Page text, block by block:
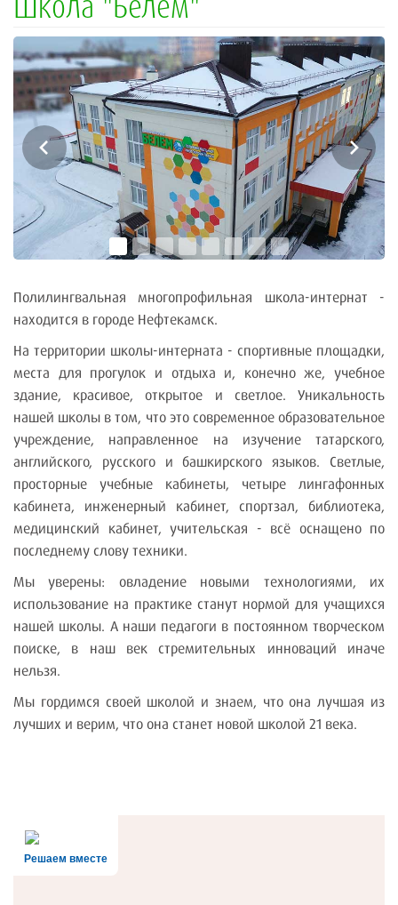
Полилингвальная многопрофильная школа-интернат -
находится в городе Нефтекамск.
На территории школы-интерната - спортивные площадки,
места для прогулок и отдыха и, конечно же, учебное
здание, красивое, открытое и светлое. Уникальность
нашей школы в том, что это современное образовательное
учреждение, направленное на изучение татарского,
английского, русского и башкирского языков. Светлые,
просторные учебные кабинеты, четыре лингафонных
кабинета, инженерный кабинет, спортзал, библиотека,
медицинский кабинет, учительская - всё оснащено по
последнему слову техники.
Мы уверены: овладение новыми технологиями, их
использование на практике станут нормой для учащихся
нашей школы. А наши педагоги в постоянном творческом
поиске, в наш век стремительных инноваций иначе
нельзя.
Мы гордимся своей школой и знаем, что она лучшая из
лучших и верим, что она станет новой школой 21 века.
Решаем вместе